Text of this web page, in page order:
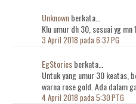
Unknownberkata…
Klu umur dh 30, sesuai yg mn
3 April 2018 pada 6:37 PG
EgStoriesberkata…
Untuk yang umur 30 keatas,
warna rose gold. Ada dalam
4 April 2018 pada 5:30 PTG